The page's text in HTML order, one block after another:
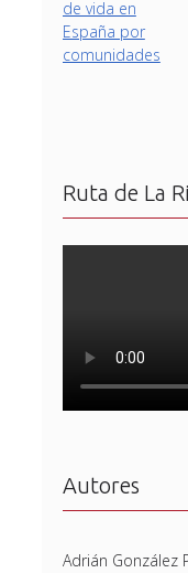
Ruta de La
Autores
Adrián González